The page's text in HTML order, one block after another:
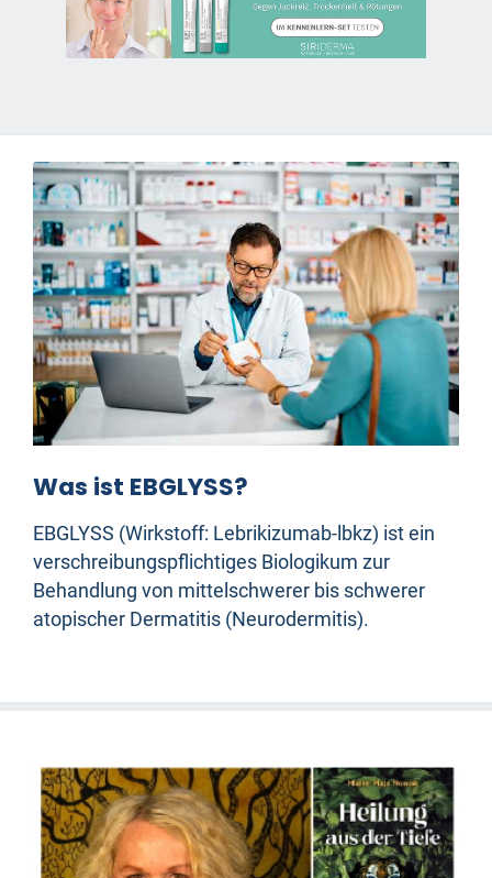
Was ist EBGLYSS?
EBGLYSS (Wirkstoff: Lebrikizumab-lbkz) ist ein
verschreibungspflichtiges Biologikum zur
Behandlung von mittelschwerer bis schwerer
atopischer Dermatitis (Neurodermitis).